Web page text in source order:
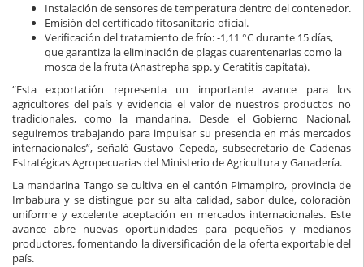
Instalación de sensores de temperatura dentro del contenedor.
Emisión del certificado fitosanitario oficial.
Verificación del tratamiento de frío: -1,11 °C durante 15 días,
que garantiza la eliminación de plagas cuarentenarias como la
mosca de la fruta (Anastrepha spp. y Ceratitis capitata).
“Esta exportación representa un importante avance para los
agricultores del país y evidencia el valor de nuestros productos no
tradicionales, como la mandarina. Desde el Gobierno Nacional,
seguiremos trabajando para impulsar su presencia en más mercados
internacionales”, señaló Gustavo Cepeda, subsecretario de Cadenas
Estratégicas Agropecuarias del Ministerio de Agricultura y Ganadería.
La mandarina Tango se cultiva en el cantón Pimampiro, provincia de
Imbabura y se distingue por su alta calidad, sabor dulce, coloración
uniforme y excelente aceptación en mercados internacionales. Este
avance abre nuevas oportunidades para pequeños y medianos
productores, fomentando la diversificación de la oferta exportable del
país.